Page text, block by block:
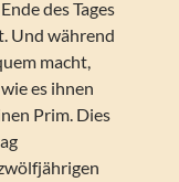
des Tages
Und während
macht,
es ihnen
Prim. Dies